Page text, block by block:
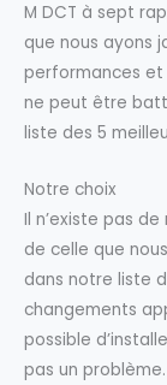
M DCT à sept
que nous ayons
performances
ne peut être
liste des 5
Notre choix
Il n’existe pas
de celle que
dans notre liste
changements
possible
pas un